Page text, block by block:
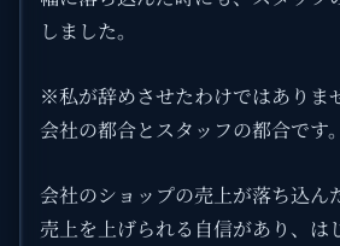
しました。
※私が辞めさせたわけではありま
会社の都合とスタッフの都合です。
会社のショップの売上が落ち込ん
売上を上げられる自信があり、は